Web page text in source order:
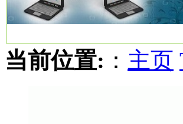
当前位置: ： 主页